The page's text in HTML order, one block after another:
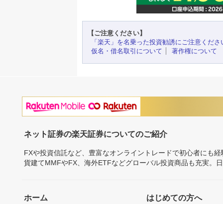
【ご注意ください】
「楽天」を名乗った投資勧誘にご注意くださ
仮名・借名取引について
著作権について
ネット証券の楽天証券についてのご紹介
FXや投資信託など、豊富なオンライントレードで初心者にも
貨建てMMFやFX、海外ETFなどグローバル投資商品も充実。
ホーム はじめての方へ